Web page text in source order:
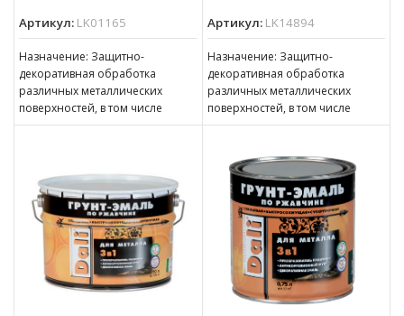
Артикул: LK01165
Назначение: Защитно-
декоративная обработка
различных металлических
поверхностей, в том числе
пораженных точечной или
Артикул: LK14894
Назначение: Защитно-
декоративная обработка
различных металлических
поверхностей, в том числе
пораженных точечной или
толщиной ржавчины до 100 мкм